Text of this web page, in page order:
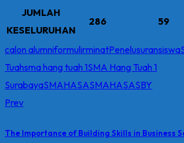
JUMLAH
KESELURUHAN
286 59
calon alumniformulirminatPenelusuransiswa
Tuahsma hang tuah 1SMA Hang Tuah 1
SurabayaSMAHASASMAHASASBY
Prev
The Importance of Building Skills in Business